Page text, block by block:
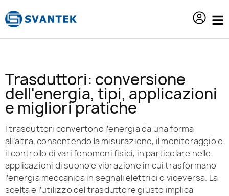
Trasduttori: conversione
dell'energia, tipi, applicazioni
e migliori pratiche
I trasduttori convertono l’energia da una forma
all’altra, consentendo la misurazione, il monitoraggio e
il controllo di vari fenomeni fisici, in particolare nelle
applicazioni di suono e vibrazione in cui trasformano
l’energia meccanica in segnali elettrici o viceversa. La
scelta e l’utilizzo del trasduttore giusto implica